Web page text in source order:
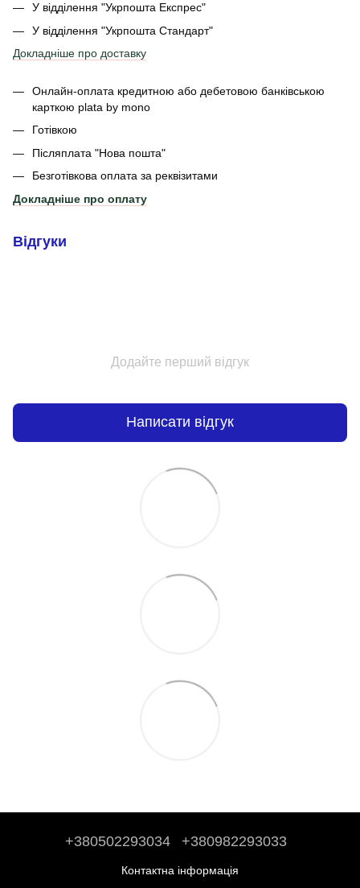
У відділення "Укрпошта Експрес"
У відділення "Укрпошта Стандарт"
Докладніше про доставку
Онлайн-оплата кредитною або дебетовою банківською
карткою plata by mono
Готівкою
Післяплата "Нова пошта"
Безготівкова оплата за реквізитами
Докладніше про оплату
Відгуки
Додайте перший відгук
Написати відгук
+380502293034 +380982293033
Контактна інформація